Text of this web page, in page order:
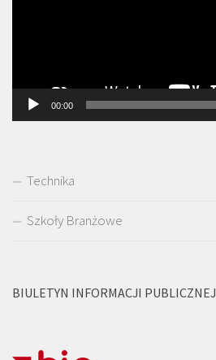
00:00
Technika
Szkoły Branżowe
BIULETYN INFORMACJI PUBLICZNEJ